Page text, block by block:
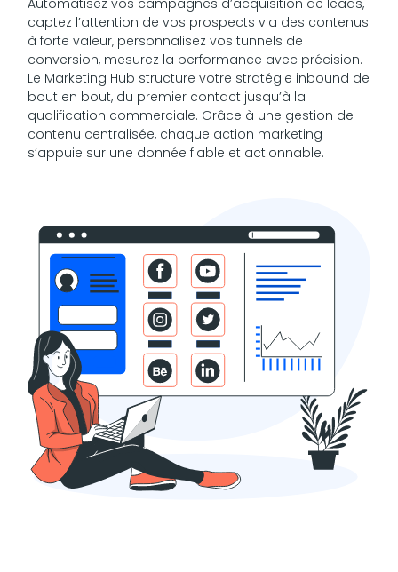
Automatisez vos campagnes d’acquisition de leads,
captez l’attention de vos prospects via des contenus
à forte valeur, personnalisez vos tunnels de
conversion, mesurez la performance avec précision.
Le Marketing Hub structure votre stratégie inbound de
bout en bout, du premier contact jusqu’à la
qualification commerciale. Grâce à une gestion de
contenu centralisée, chaque action marketing
s’appuie sur une donnée fiable et actionnable.